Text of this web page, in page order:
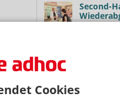
Cookies
Second-
Therapieumstellung,...